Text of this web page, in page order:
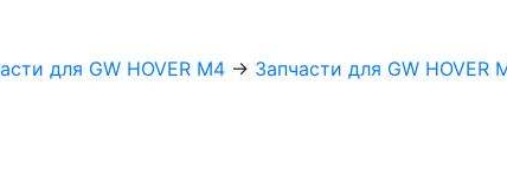
для GW HOVER M4 → Запчасти для GW HOVER